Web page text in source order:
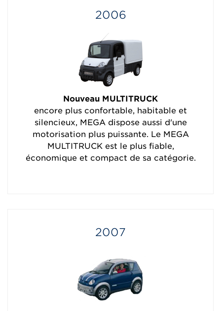
2006
Nouveau MULTITRUCK
encore plus confortable, habitable et
silencieux, MEGA dispose aussi d'une
motorisation plus puissante. Le MEGA
MULTITRUCK est le plus fiable,
économique et compact de sa catégorie.
2007